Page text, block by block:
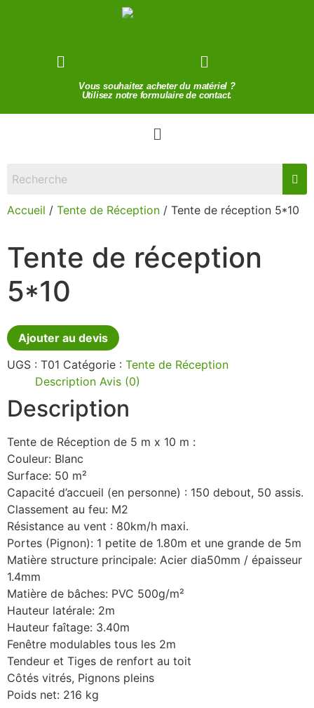
Vous souhaitez acheter du matériel ?
Utilisez notre formulaire de contact.
Accueil / Tente de Réception / Tente de réception 5*10
Tente de réception
5*10
Ajouter au devis
UGS : T01 Catégorie : Tente de Réception
Description Avis (0)
Description
Tente de Réception de 5 m x 10 m :
Couleur: Blanc
Surface: 50 m²
Capacité d’accueil (en personne) : 150 debout, 50 assis.
Classement au feu: M2
Résistance au vent : 80km/h maxi.
Portes (Pignon): 1 petite de 1.80m et une grande de 5m
Matière structure principale: Acier dia50mm / épaisseur
1.4mm
Matière de bâches: PVC 500g/m²
Hauteur latérale: 2m
Hauteur faîtage: 3.40m
Fenêtre modulables tous les 2m
Tendeur et Tiges de renfort au toit
Côtés vitrés, Pignons pleins
Poids net: 216 kg